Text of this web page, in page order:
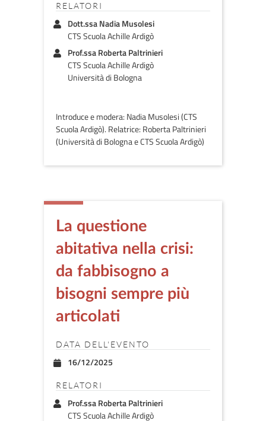
RELATORI
Dott.ssa Nadia Musolesi
CTS Scuola Achille Ardigò
Prof.ssa Roberta Paltrinieri
CTS Scuola Achille Ardigò
Università di Bologna
Introduce e modera: Nadia Musolesi (CTS
Scuola Ardigò). Relatrice: Roberta Paltrinieri
(Università di Bologna e CTS Scuola Ardigò)
La questione
abitativa nella crisi:
da fabbisogno a
bisogni sempre più
articolati
DATA DELL'EVENTO
16/12/2025
RELATORI
Prof.ssa Roberta Paltrinieri
CTS Scuola Achille Ardigò